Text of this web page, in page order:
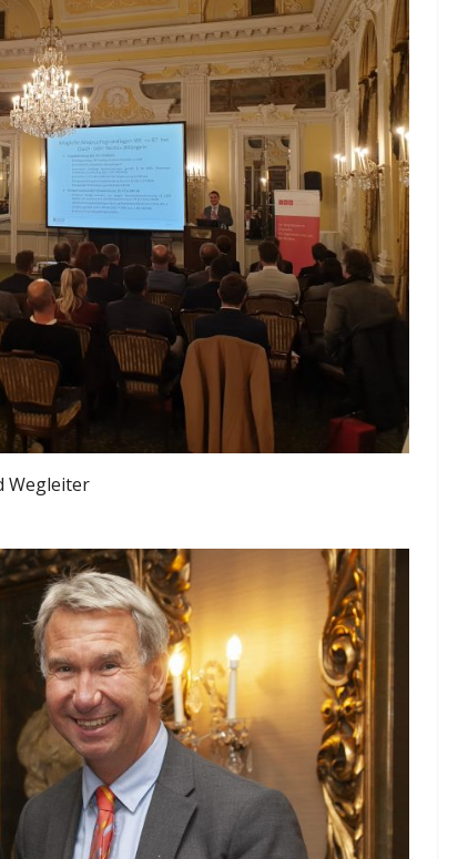
Wegleiter